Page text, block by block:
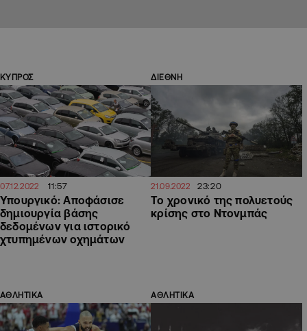
ΚΥΠΡΟΣ
07.12.2022 11:57
Υπουργικό: Αποφάσισε
δημιουργία βάσης
δεδομένων για ιστορικό
χτυπημένων οχημάτων
ΔΙΕΘΝΗ
21.09.2022 23:20
Το χρονικό της πολυετούς
κρίσης στο Ντονμπάς
ΑΘΛΗΤΙΚΑ ΑΘΛΗΤΙΚΑ